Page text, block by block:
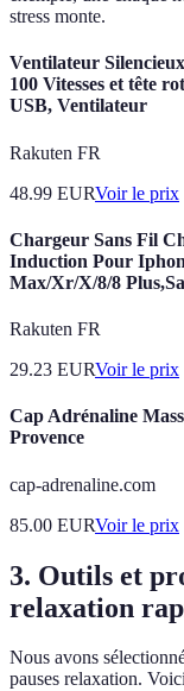
stress monte.
Ventilateur
100 Vitesses et tête
USB, Ventilateur
Rakuten FR
48.99 EURVoir le prix
Chargeur Sans Fil
Induction Pour
Max/Xr/X/8/8
Rakuten FR
29.23 EURVoir le prix
Cap Adrénaline
Provence
cap-adrenaline.com
85.00 EURVoir le prix
3. Outils et
relaxation
Nous avons
pauses relaxation.